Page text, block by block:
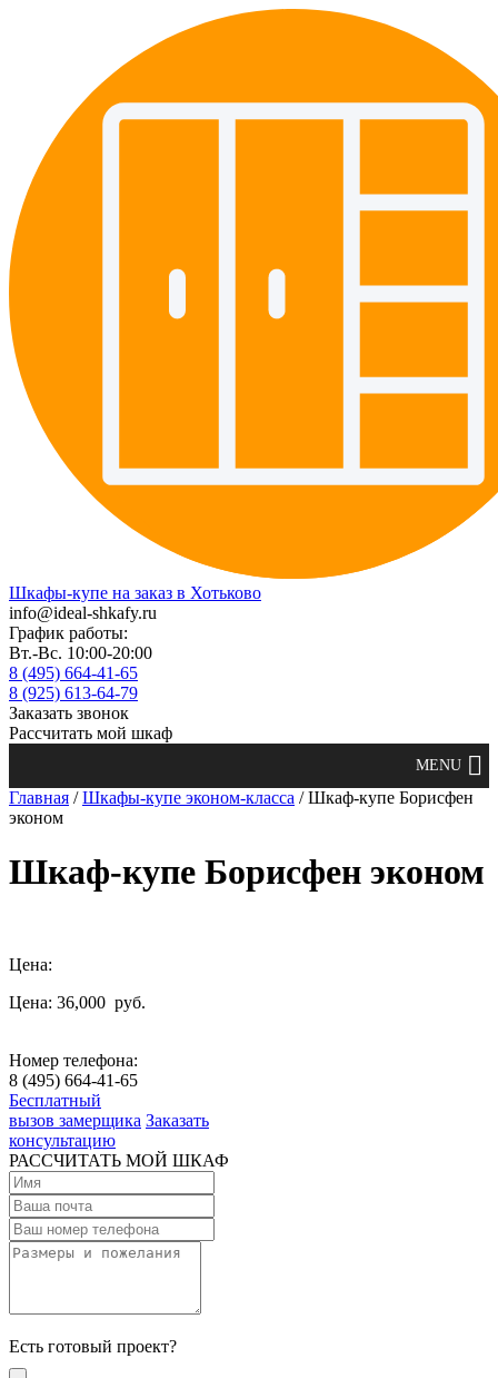
Шкафы-купе на заказ в Хотьково
info@ideal-shkafy.ru
График работы:
Вт.-Вс. 10:00-20:00
8 (495) 664-41-65
8 (925) 613-64-79
Заказать звонок
Рассчитать мой шкаф
Главная /Шкафы-купе эконом-класса / Шкаф-купе Борисфен
эконом
Шкаф-купе Борисфен эконом
Цена:
Цена: 36,000 руб.
Номер телефона:
8 (495) 664-41-65
Бесплатный
вызов замерщика Заказать
консультацию
РАССЧИТАТЬ МОЙ ШКАФ
Есть готовый проект?